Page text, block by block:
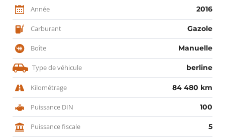
Année 2016
Carburant Gazole
Boîte Manuelle
Type de véhicule berline
Kilométrage 84 480 km
Puissance DIN 100
Puissance fiscale 5